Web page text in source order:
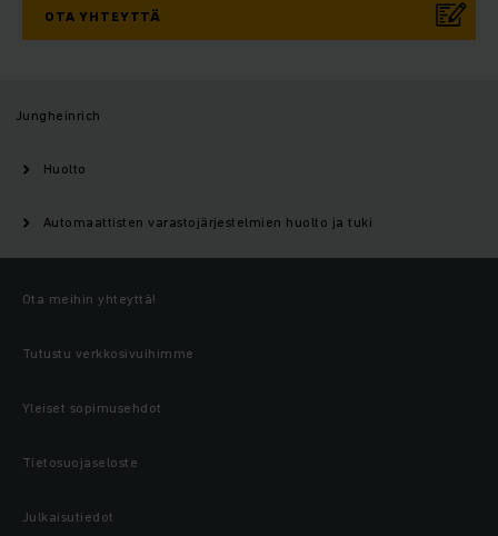
OTA YHTEYTTÄ
Jungheinrich
Huolto
Automaattisten varastojärjestelmien huolto ja tuki
Ota meihin yhteyttä!
Tutustu verkkosivuihimme
Yleiset sopimusehdot
Tietosuojaseloste
Julkaisutiedot